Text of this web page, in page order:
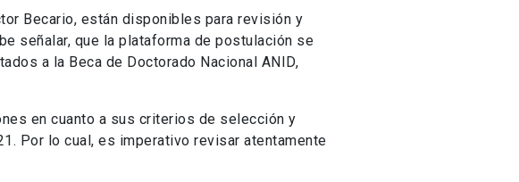
Becario, están disponibles para revisión y
señalar, que la plataforma de postulación se
a la Beca de Doctorado Nacional ANID,
en cuanto a sus criterios de selección y
Por lo cual, es imperativo revisar atentamente